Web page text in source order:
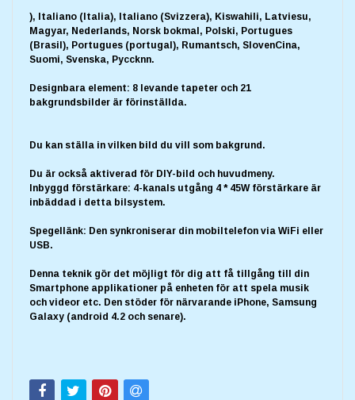
), Italiano (Italia), Italiano (Svizzera), Kiswahili, Latviesu,
Magyar, Nederlands, Norsk bokmal, Polski, Portugues
(Brasil), Portugues (portugal), Rumantsch, SlovenCina,
Suomi, Svenska, Pyccknn.
Designbara element: 8 levande tapeter och 21
bakgrundsbilder är förinställda.
Du kan ställa in vilken bild du vill som bakgrund.
Du är också aktiverad för DIY-bild och huvudmeny.
Inbyggd förstärkare: 4-kanals utgång 4 * 45W förstärkare är
inbäddad i detta bilsystem.
Spegellänk: Den synkroniserar din mobiltelefon via WiFi eller
USB.
Denna teknik gör det möjligt för dig att få tillgång till din
Smartphone applikationer på enheten för att spela musik
och videor etc. Den stöder för närvarande iPhone, Samsung
Galaxy (android 4.2 och senare).